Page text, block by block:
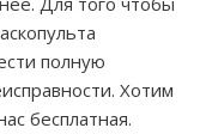
полную
Хотим
бесплатная.